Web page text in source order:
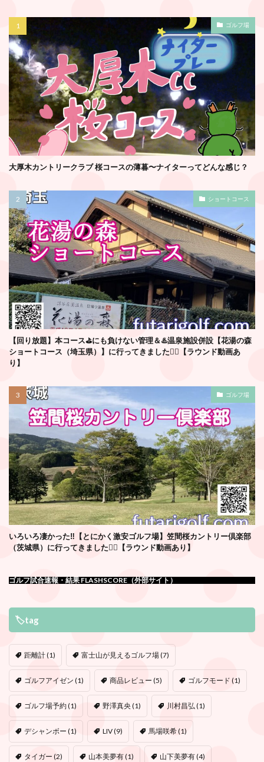
ゴルフ場
大厚木カントリークラブ 桜コースの薄暮〜ナイターってどんな感じ？
ショートコース
【回り放題】本コース⛳️にも負けない管理＆♨️温泉施設併設【花湯の森
ショートコース（埼玉県）】に行ってきました🏌️‍♂️【ラウンド動画あ
り】
ゴルフ場
いろいろ凄かった‼️【とにかく激安ゴルフ場】笠間桜カントリー倶楽部
（茨城県）に行ってきました🏌️‍♂️【ラウンド動画あり】
ゴルフ試合速報・結果 FLASHSCORE（外部サイト）
🏷tag
距離計(1) 富士山が見えるゴルフ場(7)
ゴルフアイゼン (1) 商品レビュー (5) ゴルフモード (1)
ゴルフ場予約(1) 野澤真央(1) 川村昌弘(1)
デシャンボー (1) LIV(9) 馬場咲希(1)
タイガー (2) 山本美夢有(1) 山下美夢有(4)